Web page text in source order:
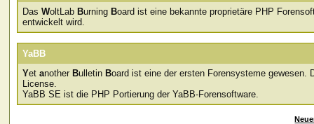
Das WoltLab Burning Board ist eine bekannte proprietäre PHP
entwickelt wird.
YaBB
Yet another Bulletin Board ist eine der ersten Forensysteme gewesen.
License.
YaBB SE ist die PHP Portierung der YaBB-Forensoftware.